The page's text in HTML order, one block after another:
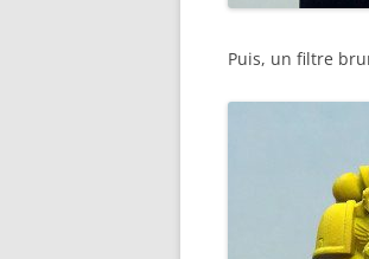
Puis, un filtre